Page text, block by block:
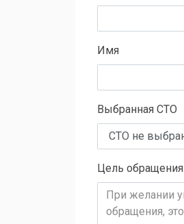
Имя
Выбранная СТО
Цель обращения